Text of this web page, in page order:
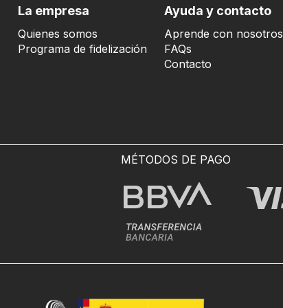
La empresa
Quienes somos
Programa de fidelización
Ayuda y contacto
Aprende con nosotros
FAQs
Contacto
MÉTODOS DE PAGO